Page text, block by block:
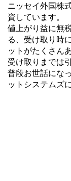
ニッセイ外国株
資しています。
値上がり益に無
る、受け取り時
ットがたくさん
受け取りまでは
普段お世話にな
ットシステムズ